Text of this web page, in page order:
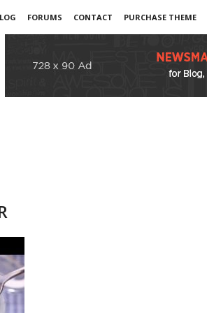
FORUMS CONTACT
PURCHASE THEME